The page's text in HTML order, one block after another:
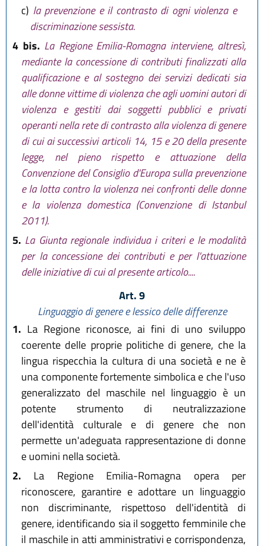
c) la prevenzione e il contrasto di ogni violenza e
discriminazione sessista.
4 bis. La Regione Emilia-Romagna interviene, altresì,
mediante la concessione di contributi finalizzati alla
qualificazione e al sostegno dei servizi dedicati sia
alle donne vittime di violenza che agli uomini autori di
violenza e gestiti dai soggetti pubblici e privati
operanti nella rete di contrasto alla violenza di genere
di cui ai successivi articoli 14, 15 e 20 della presente
legge, nel pieno rispetto e attuazione della
Convenzione del Consiglio d'Europa sulla prevenzione
e la lotta contro la violenza nei confronti delle donne
e la violenza domestica (Convenzione di Istanbul
2011).
5. La Giunta regionale individua i criteri e le modalità
per la concessione dei contributi e per l'attuazione
delle iniziative di cui al presente articolo....
Art. 9
Linguaggio di genere e lessico delle differenze
1. La Regione riconosce, ai fini di uno sviluppo
coerente delle proprie politiche di genere, che la
lingua rispecchia la cultura di una società e ne è
una componente fortemente simbolica e che l'uso
generalizzato del maschile nel linguaggio è un
potente strumento di neutralizzazione
dell'identità culturale e di genere che non
permette un'adeguata rappresentazione di donne
e uomini nella società.
2. La Regione Emilia-Romagna opera per
riconoscere, garantire e adottare un linguaggio
non discriminante, rispettoso dell'identità di
genere, identificando sia il soggetto femminile che
il maschile in atti amministrativi e corrispondenza,